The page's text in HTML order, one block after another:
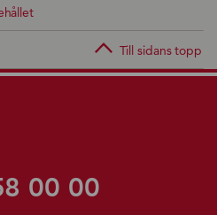
Till sidans topp
00 00